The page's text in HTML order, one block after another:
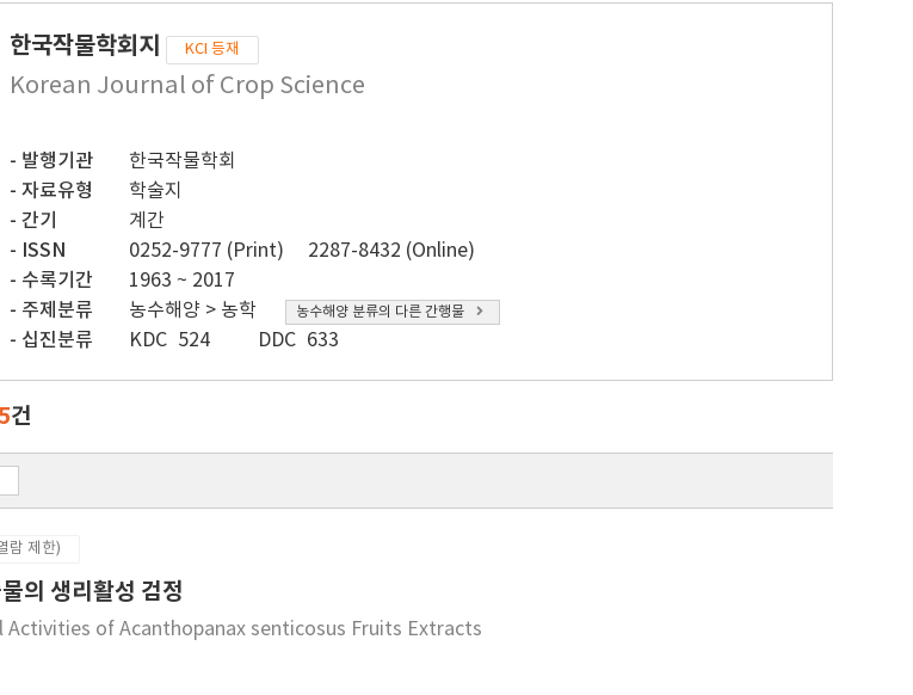
한국작물학회지 KCI 등재
Korean Journal of Crop Science
발행기관
한국작물학회
자료유형
학술지
간기
계간
ISSN
0252-9777 (Print)
2287-8432 (Online)
수록기간
1963 ~ 2017
주제분류
농수해양 > 농학 농수해양 분류의 다른 간행물
십진분류 KDC 524 DDC 633
건
람 제한)
의 생리활성 검정
Activities of Acanthopanax senticosus Fruits Extracts